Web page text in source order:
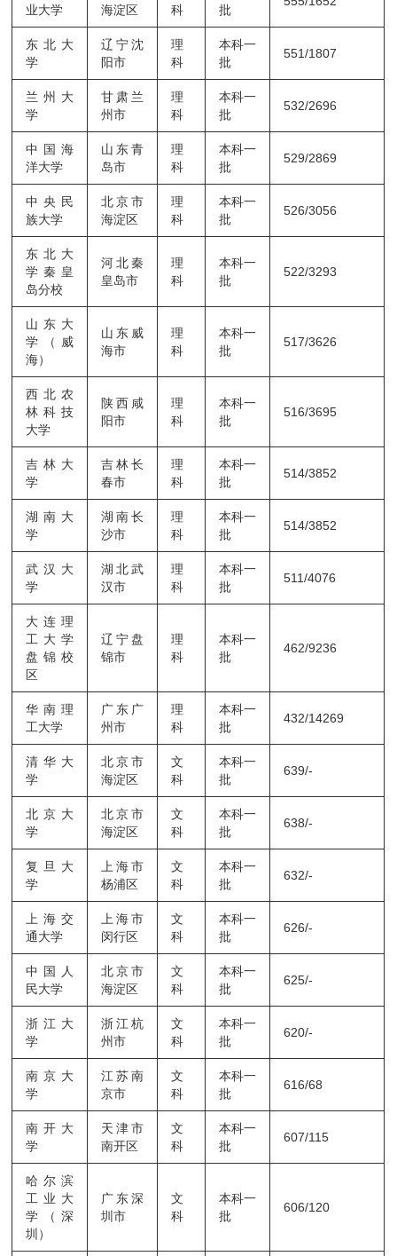
业大学 海淀区 科 批
东北大
学
辽宁沈
阳市
理
科
本科一
批
551/1807
兰州大
学
甘肃兰
州市
理
科
本科一
批
532/2696
中国海
洋大学
山东青
岛市
理
科
本科一
批
529/2869
中央民
族大学
北京市
海淀区
理
科
本科一
批
526/3056
东北大
学秦皇
岛分校
河北秦
皇岛市
理
科
本科一
批
522/3293
山东大
学（威
海）
山东威
海市
理
科
本科一
批
517/3626
西北农
林科技
大学
陕西咸
阳市
理
科
本科一
批
516/3695
吉林大
学
吉林长
春市
理
科
本科一
批
514/3852
湖南大
学
湖南长
沙市
理
科
本科一
批
514/3852
武汉大
学
湖北武
汉市
理
科
本科一
批
511/4076
大连理
工大学
盘锦校
区
辽宁盘
锦市
理
科
本科一
批
462/9236
华南理
工大学
广东广
州市
理
科
本科一
批
432/14269
清华大
学
北京市
海淀区
文
科
本科一
批
639/-
北京大
学
北京市
海淀区
文
科
本科一
批
638/-
复旦大
学
上海市
杨浦区
文
科
本科一
批
632/-
上海交
通大学
上海市
闵行区
文
科
本科一
批
626/-
中国人
民大学
北京市
海淀区
文
科
本科一
批
625/-
浙江大
学
浙江杭
州市
文
科
本科一
批
620/-
南京大
学
江苏南
京市
文
科
本科一
批
616/68
南开大
学
天津市
南开区
文
科
本科一
批
607/115
哈尔滨
工业大
学（深
圳）
广东深
圳市
文
科
本科一
批
606/120